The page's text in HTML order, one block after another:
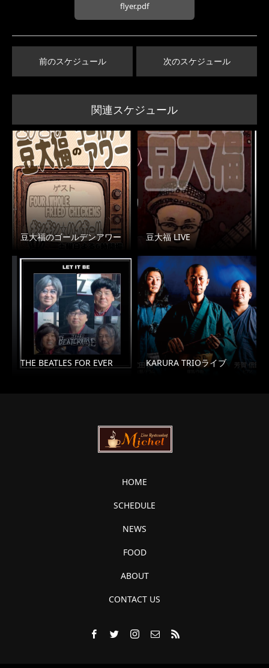
flyer.pdf
前のスケジュール 次のスケジュール
関連スケジュール
豆大福のゴールデンアワー 豆大福 LIVE
THE BEATLES FOR EVER KARURA TRIOライブ
HOME
SCHEDULE
NEWS
FOOD
ABOUT
CONTACT US